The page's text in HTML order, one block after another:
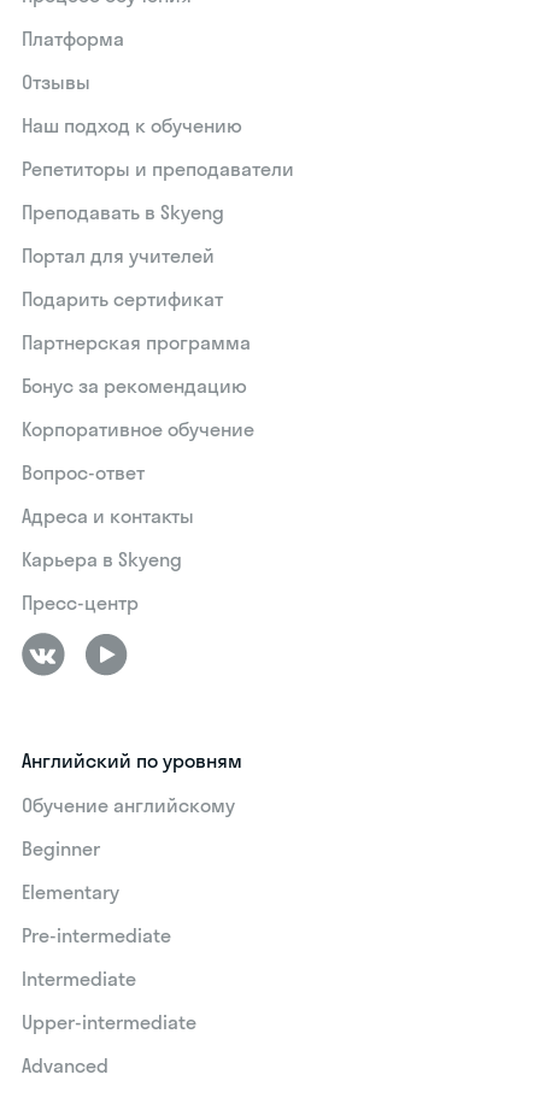
Платформа
Отзывы
Наш подход к обучению
Репетиторы и преподаватели
Преподавать в Skyeng
Портал для учителей
Подарить сертификат
Партнерская программа
Бонус за рекомендацию
Корпоративное обучение
Вопрос-ответ
Адреса и контакты
Карьера в Skyeng
Пресс-центр
Английский по уровням
Обучение английскому
Beginner
Elementary
Pre-intermediate
Intermediate
Upper-intermediate
Advanced